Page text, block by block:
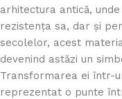
arhitectura antică,
rezistența sa, dar și
secolelor, acest
devenind astăzi un
Transformarea ei într-
reprezentat o punte